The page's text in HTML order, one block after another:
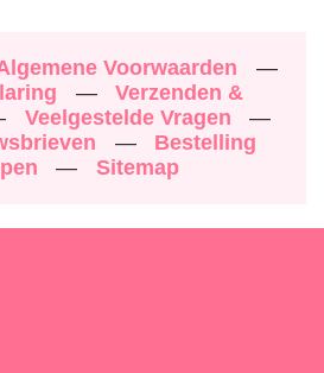
Voorwaarden
—
—
Verzenden &
Veelgestelde Vragen
—
—
Bestelling
— Sitemap